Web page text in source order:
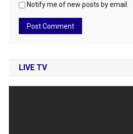
Notify me of new posts by email.
LIVE TV